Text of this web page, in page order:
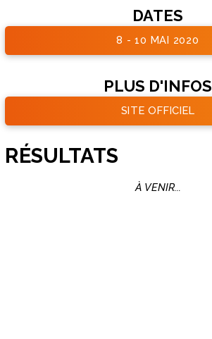
DATES
8 - 10 MAI 2020
PLUS D'INFOS
SITE OFFICIEL
RÉSULTATS
À VENIR...